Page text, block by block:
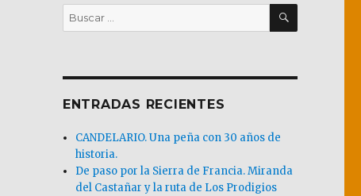
Buscar
por:
BUSCAR
ENTRADAS RECIENTES
CANDELARIO. Una peña con 30 años de
historia.
De paso por la Sierra de Francia. Miranda
del Castañar y la ruta de Los Prodigios